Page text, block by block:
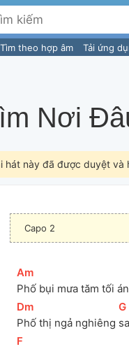
Tìm theo hợp âm Tải ứng
Nơi
hát này đã được duyệt
Capo 2
[
Am
Phố bụi mưa tăm tối
[Dm
Phố thị ngả nghiêng
[
G
[F